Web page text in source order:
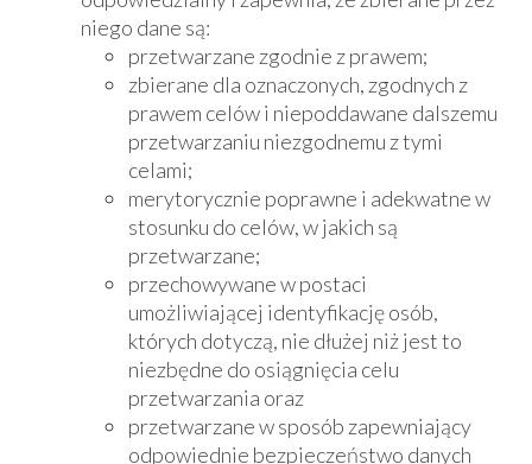
niego dane są:
przetwarzane zgodnie z prawem;
zbierane dla oznaczonych, zgodnych z
prawem celów i niepoddawane dalszemu
przetwarzaniu niezgodnemu z tymi
celami;
merytorycznie poprawne i adekwatne w
stosunku do celów, w jakich są
przetwarzane;
przechowywane w postaci
umożliwiającej identyfikację osób,
których dotyczą, nie dłużej niż jest to
niezbędne do osiągnięcia celu
przetwarzania oraz
przetwarzane w sposób zapewniający
odpowiednie bezpieczeństwo danych